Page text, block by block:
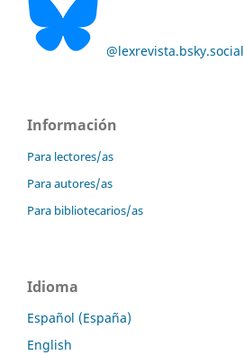
@lexrevista.bsky.social
Información
Para lectores/as
Para autores/as
Para bibliotecarios/as
Idioma
Español (España)
English